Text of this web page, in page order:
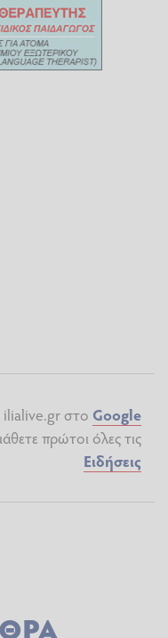
στο Google
πρώτοι όλες τις
Ειδήσεις